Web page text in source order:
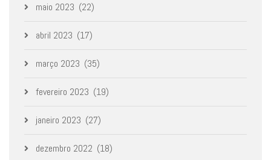
maio 2023 (22)
abril 2023 (17)
março 2023 (35)
fevereiro 2023 (19)
janeiro 2023 (27)
dezembro 2022 (18)